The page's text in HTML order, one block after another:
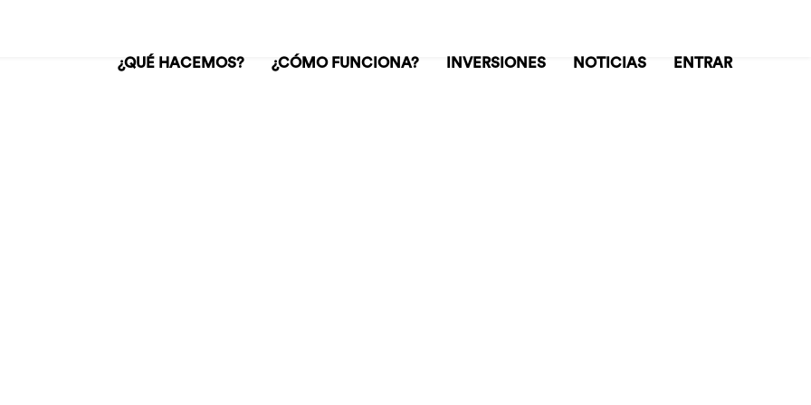
¿QUÉ HACEMOS? ¿CÓMO FUNCIONA? INVERSIONES NOTICIAS ENTRAR